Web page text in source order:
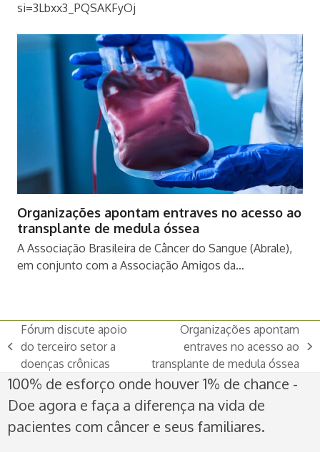
si=3Lbxx3_PQSAKFyOj
Organizações apontam entraves no acesso ao
transplante de medula óssea
A Associação Brasileira de Câncer do Sangue (Abrale),
em conjunto com a Associação Amigos da…
previous
post:
Fórum discute apoio
do terceiro setor a
doenças crônicas
post:
Organizações apontam
entraves no acesso ao
transplante de medula óssea
100% de esforço onde houver 1% de chance -
Doe agora e faça a diferença na vida de
pacientes com câncer e seus familiares.